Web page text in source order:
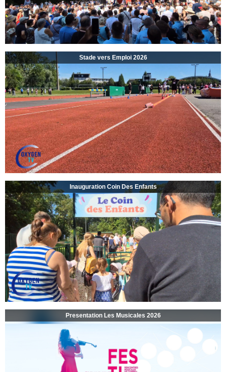
Stade vers Emploi 2026
Inauguration Coin Des Enfants
Presentation Les Musicales 2026